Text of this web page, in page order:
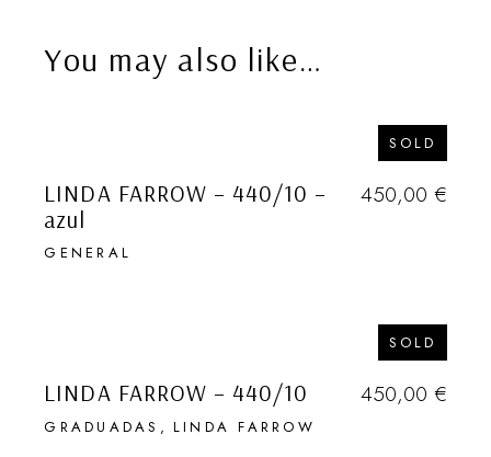
You may also like…
SOLD
LINDA FARROW – 440/10 –
azul
GENERAL
450,00 €
SOLD
LINDA FARROW – 440/10
GRADUADAS LINDA FARROW
450,00 €